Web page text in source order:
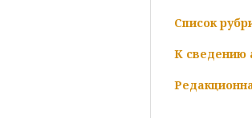
Список
К сведению